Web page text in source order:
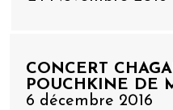
CONCERT
POUCHKINE DE
6 décembre 2016